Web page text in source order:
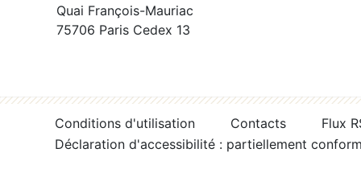
Quai François-Mauriac
75706 Paris Cedex 13
Conditions d'utilisation Contacts
Flux
Déclaration d'accessibilité : partiellement